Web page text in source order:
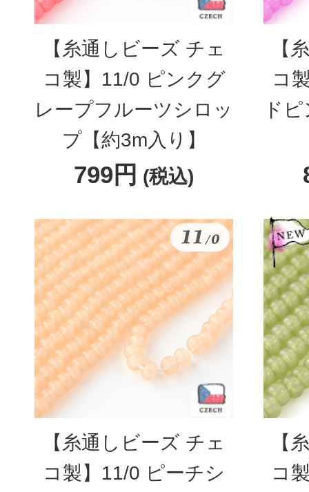
【糸通しビーズ チェ
コ製】11/0 ピンクグ
レープフルーツシロッ
プ【約3m入り】
799円 (税込)
【
コ
ド
【糸通しビーズ チェ
コ製】11/0 ピーチシ
【
コ